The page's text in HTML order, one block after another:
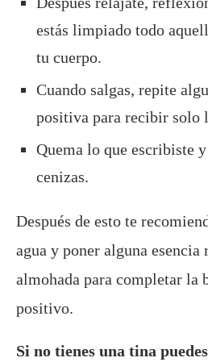
estás limpiado todo
tu cuerpo.
Cuando salgas, repite
positiva para recibir solo
Quema lo que escribiste
cenizas.
Después de esto te
agua y poner alguna esencia
almohada para completar la
positivo.
Si no tienes una tina